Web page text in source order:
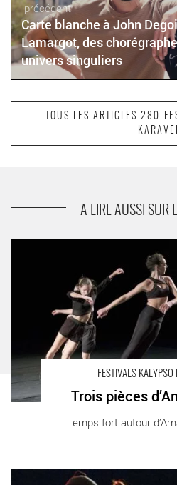
précédent
Carte blanche à John
Lamargot, des
univers singuliers
TOUS LES ARTICLES 280-
A LIRE AUSSI SUR
FESTIVALS KALYPSO
Trois pièces
Temps fort autour
Fli de Soria Rem et Mehdi